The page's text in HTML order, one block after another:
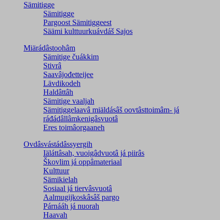
Sämitigge
Sämitigge
Pargoost Sämitiggeest
Säämi kulttuurkuávdáš Sajos
Miärádâstoohâm
Sämitige čuákkim
Stivrâ
Saavâjođetteijee
Lävdikodeh
Haldâttâh
Sämitige vaaljah
Sämitiggelaavâ miäldásâš oovtâsttoimâm- já
ráđádâllâmkenigâsvuotâ
Eres toimâorgaaneh
Ovdâsvástádâssyergih
Iäláttâsah, vuoigâdvuotâ já piirâs
Škovlim já oppâmateriaal
Kulttuur
Sämikielah
Sosiaal já tiervâsvuotâ
Aalmugijkoskâsâš pargo
Párnááh já nuorah
Haavah